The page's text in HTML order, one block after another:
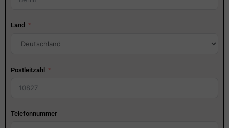
Land
Postleitzahl
Telefonnummer